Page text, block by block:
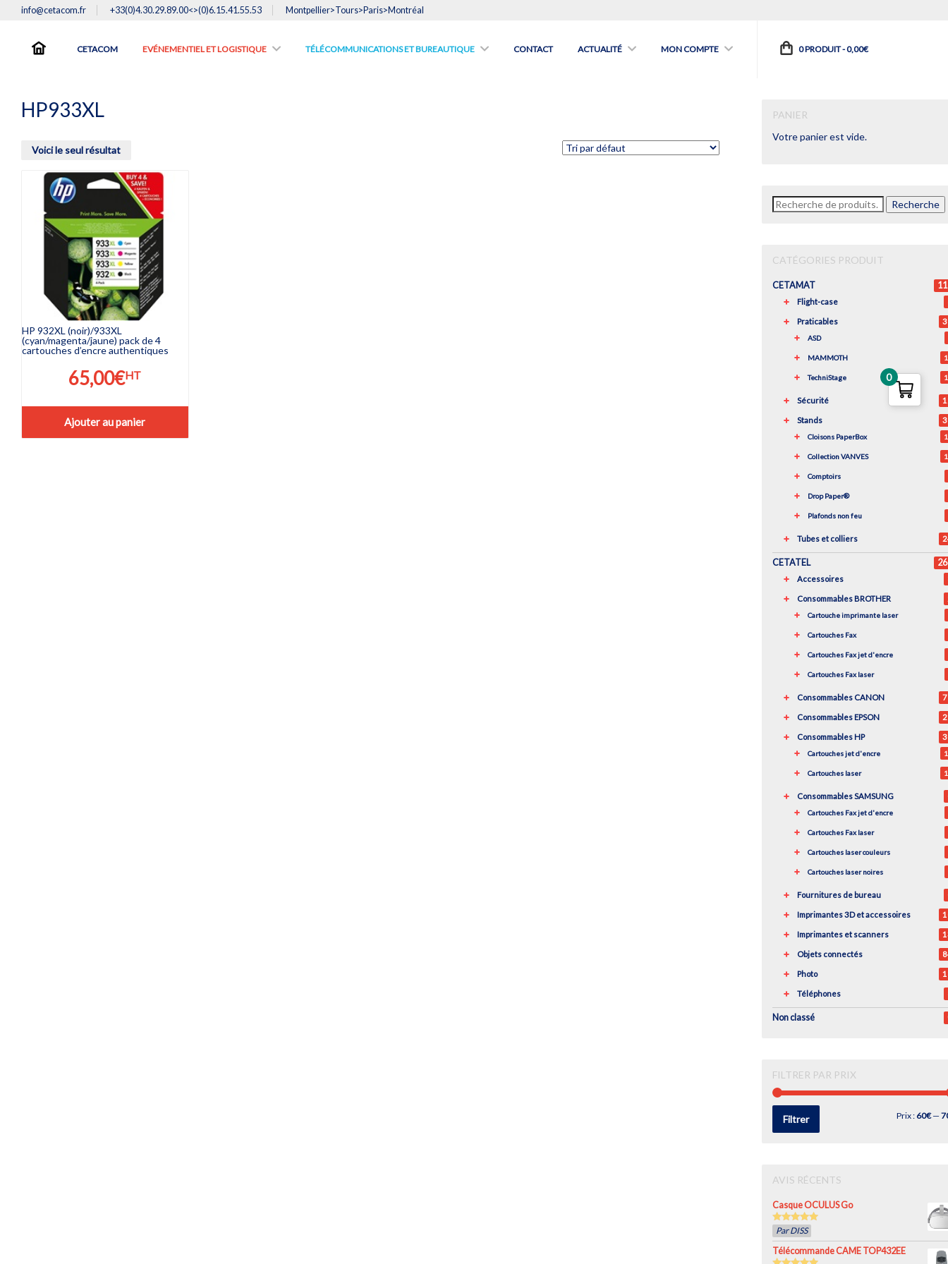
info@cetacom.fr +33(0)4.30.29.89.00<>(0)6.15.41.55.53 Montpellier>Tours>Paris>Montréal
CETACOM EVÉNEMENTIEL ET LOGISTIQUE TÉLÉCOMMUNICATIONS ET BUREAUTIQUE CONTACT ACTUALITÉ MON COMPTE 0 PRODUIT -0,00€
HP933XL
Voici le seul résultat
HP 932XL (noir)/933XL
(cyan/magenta/jaune) pack de 4
cartouches d’encre authentiques
65,00€HT
Ajouter au panier
PANIER
Votre panier est vide.
Recherche
pour :
Recherche
CATÉGORIES PRODUIT
CETAMAT
Flight-case
Praticables
ASD
MAMMOTH
TechniStage
Sécurité
Stands
Cloisons PaperBox
Collection VANVES
Comptoirs
Drop Paper®
Plafonds non feu
Tubes et colliers
CETATEL
Accessoires
Consommables BROTHER
Cartouche imprimante laser
Cartouches Fax
Cartouches Fax jet d'encre
Cartouches Fax laser
Consommables CANON
Consommables EPSON
Consommables HP
Cartouches jet d'encre
Cartouches laser
Consommables SAMSUNG
Cartouches Fax jet d'encre
Cartouches Fax laser
Cartouches laser couleurs
Cartouches laser noires
Fournitures de bureau
Imprimantes 3D et accessoires
Imprimantes et scanners
Objets connectés
Photo
Téléphones
Non classé
FILTRER PAR PRIX
Filtrer Prix : 60€—
AVIS RÉCENTS
Casque OCULUS Go
out of 5
Par DISS
Télécommande CAME TOP432EE
0